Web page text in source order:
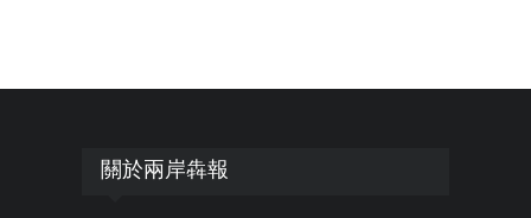
關於兩岸犇報